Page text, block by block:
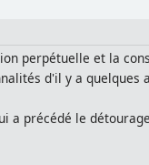
perpétuelle et la
d'il y a quelques
a précédé le